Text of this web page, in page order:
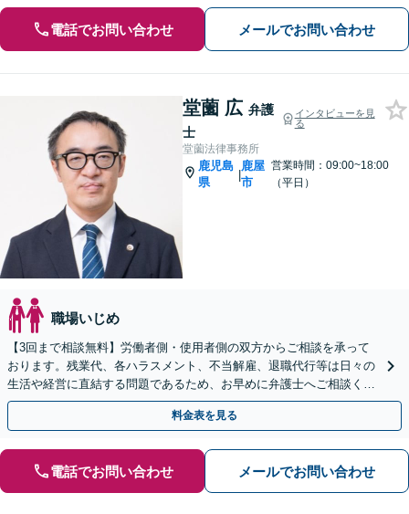
電話でお問い合わせ メールでお問い合わせ
堂薗 広 弁護
士
インタビューを見
る
堂薗法律事務所
鹿児島
県
|
鹿屋
市
営業時間：09:00~18:00
（平日）
職場いじめ
【3回まで相談無料】労働者側・使用者側の双方からご相談を承って
おります。残業代、各ハラスメント、不当解雇、退職代行等は日々の
生活や経営に直結する問題であるため、お早めに弁護士へご相談くだ
さい。状況を整理し、最善の解決策をご提案します。
料金表を見る
電話でお問い合わせ メールでお問い合わせ